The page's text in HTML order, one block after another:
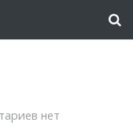
нет